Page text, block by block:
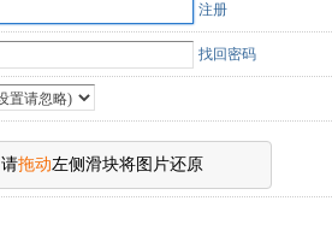
注册
找回密码
请拖动左侧滑块将图片还原